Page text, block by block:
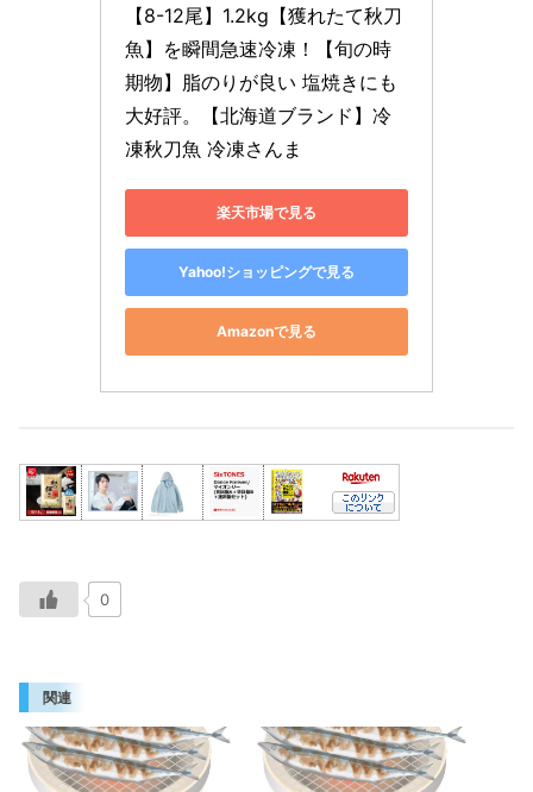
【8-12尾】1.2kg【獲れたて秋刀
魚】を瞬間急速冷凍！【旬の時
期物】脂のりが良い 塩焼きにも
大好評。【北海道ブランド】冷
凍秋刀魚 冷凍さんま
楽天市場で見る
Yahoo!ショッピングで見る
Amazonで見る
0
関連